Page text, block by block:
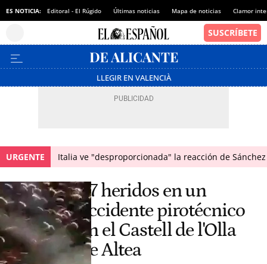
ES NOTICIA: Editoral - El Rúgido Últimas noticias Mapa de noticias Clamor
LLEGIR EN VALENCIÀ
URGENTE Italia ve "desproporcionada" la reacción de
27 heridos en un
accidente pirotécnico
en el Castell de l'Olla
de Altea